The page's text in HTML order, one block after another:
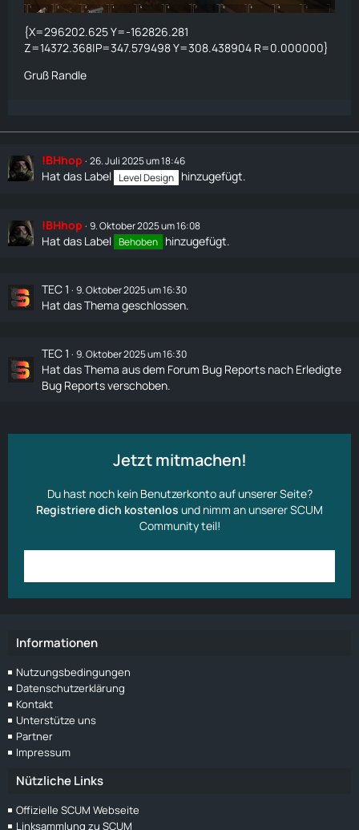
{X=296202.625 Y=-162826.281
Z=14372.368|P=347.579498 Y=308.438904 R=0.000000}
Gruß Randle
!BHhop 26. Juli 2025 um 18:46
Hat das Label Level Design hinzugefügt.
!BHhop 9. Oktober 2025 um 16:08
Hat das Label Behoben hinzugefügt.
TEC 1 9. Oktober 2025 um 16:30
Hat das Thema geschlossen.
TEC 1 9. Oktober 2025 um 16:30
Hat das Thema aus dem Forum Bug Reports nach Erledigte
Bug Reportsverschoben.
Jetzt mitmachen!
Du hast noch kein Benutzerkonto auf unserer Seite?
Registriere dich kostenlos und nimm an unserer SCUM
Community teil!
Informationen
Nutzungsbedingungen
Datenschutzerklärung
Kontakt
Unterstütze uns
Partner
Impressum
Nützliche Links
Offizielle SCUM Webseite
Linksammlung zu SCUM